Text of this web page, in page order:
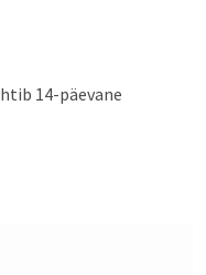
14-päevane